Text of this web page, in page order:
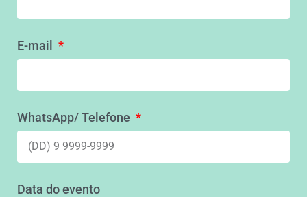
E-mail
WhatsApp/ Telefone
Data do evento